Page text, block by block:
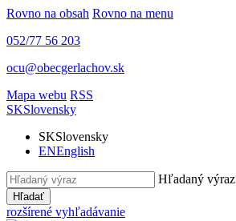
Rovno na obsah Rovno na menu
052/77 56 203
ocu@obecgerlachov.sk
Mapa webu RSS
SKSlovensky
SKSlovensky
ENEnglish
Hľadaný výraz
Hľadať
rozšírené vyhľadávanie